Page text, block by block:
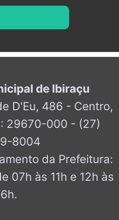
de Ibiraçu
D'Eu, 486 - Centro,
29670-000 - (27)
8004
da Prefeitura:
07h às 11h e 12h às